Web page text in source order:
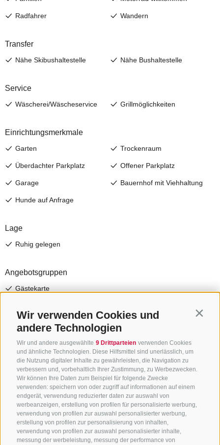
Wir verwenden Cookies und
andere Technologien
Wir und andere ausgewählte 9 Drittparteien verwenden Cookies
und ähnliche Technologien. Diese Hilfsmittel sind unerlässlich, um
die Nutzung digitaler Inhalte zu gewährleisten, die Navigation zu
verbessern und, vorbehaltlich Ihrer Zustimmung, zu Werbezwecken.
Wir können Ihre Daten zum Beispiel für folgende Zwecke
verwenden: speichern von oder zugriff auf informationen auf einem
endgerät, verwendung reduzierter daten zur auswahl von
werbeanzeigen, erstellung von profilen für personalisierte werbung,
verwendung von profilen zur auswahl personalisierter werbung,
erstellung von profilen zur personalisierung von inhalten,
verwendung von profilen zur auswahl personalisierter inhalte,
messung der werbeleistung, messung der performance von